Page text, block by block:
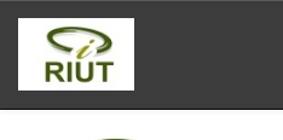
Skip
navigation